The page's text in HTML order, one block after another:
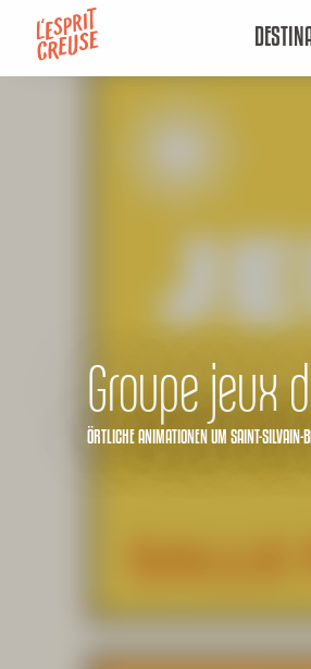
contenu
Groupe jeux
ÖRTLICHE ANIMATIONENUM SAINT-SILVAIN-